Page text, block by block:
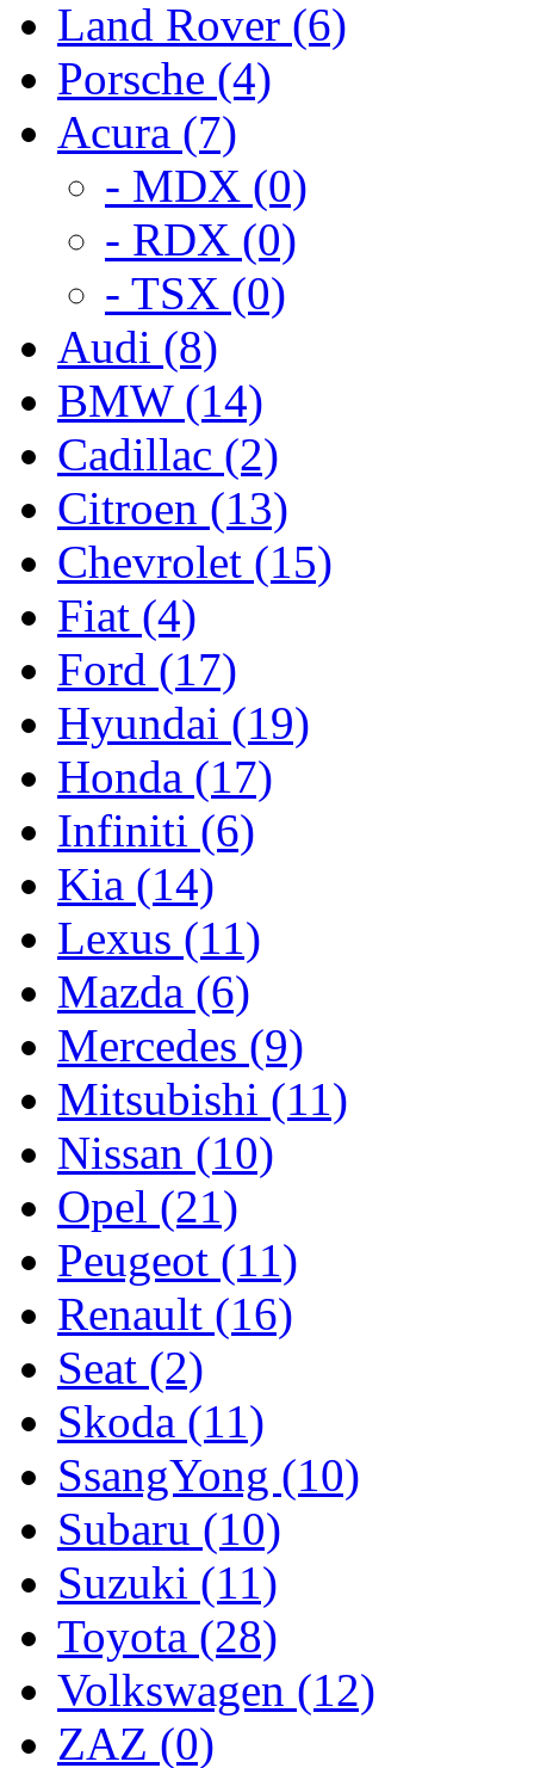
Land Rover (6)
Porsche (4)
Acura (7)
- MDX (0)
- RDX (0)
- TSX (0)
Audi (8)
BMW (14)
Cadillac (2)
Citroen (13)
Chevrolet (15)
Fiat (4)
Ford (17)
Hyundai (19)
Honda (17)
Infiniti (6)
Kia (14)
Lexus (11)
Mazda (6)
Mercedes (9)
Mitsubishi (11)
Nissan (10)
Opel (21)
Peugeot (11)
Renault (16)
Seat (2)
Skoda (11)
SsangYong (10)
Subaru (10)
Suzuki (11)
Toyota (28)
Volkswagen (12)
ZAZ (0)